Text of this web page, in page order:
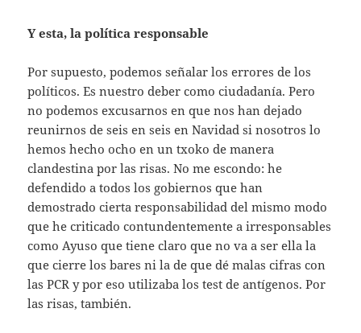
Y esta, la política responsable
Por supuesto, podemos señalar los errores de los
políticos. Es nuestro deber como ciudadanía. Pero
no podemos excusarnos en que nos han dejado
reunirnos de seis en seis en Navidad si nosotros lo
hemos hecho ocho en un txoko de manera
clandestina por las risas. No me escondo: he
defendido a todos los gobiernos que han
demostrado cierta responsabilidad del mismo modo
que he criticado contundentemente a irresponsables
como Ayuso que tiene claro que no va a ser ella la
que cierre los bares ni la de que dé malas cifras con
las PCR y por eso utilizaba los test de antígenos. Por
las risas, también.